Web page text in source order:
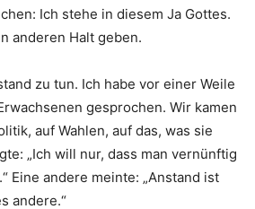
Ich stehe in diesem Ja Gottes.
anderen Halt geben.
zu tun. Ich habe vor einer Weile
gesprochen. Wir kamen
auf Wahlen, auf das, was sie
„Ich will nur, dass man vernünftig
Eine andere meinte: „Anstand ist
andere.“